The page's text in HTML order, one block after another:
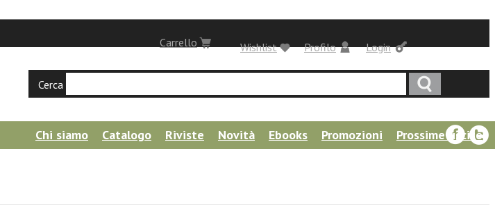
Login
Carrello Profilo
Wishlist
Cerca
Chi siamo Catalogo Riviste Novità Ebooks Promozioni
Prossime uscite